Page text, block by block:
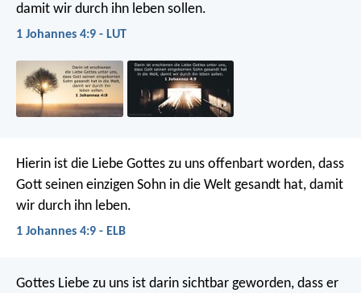
damit wir durch ihn leben sollen.
1 Johannes 4:9 - LUT
Hierin ist die Liebe Gottes zu uns offenbart worden, dass
Gott seinen einzigen Sohn in die Welt gesandt hat, damit
wir durch ihn leben.
1 Johannes 4:9 - ELB
Gottes Liebe zu uns ist darin sichtbar geworden, dass er